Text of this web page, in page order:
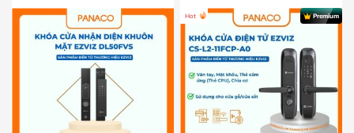
Hot Premium